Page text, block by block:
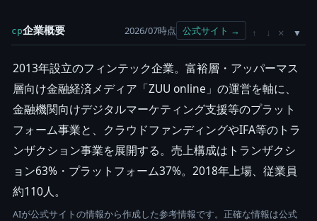
cp企業概要 2026/07時点 公式サイト → ↑ ↓ ×
2013年設立のフィンテック企業。富裕層・アッパーマス
層向け金融経済メディア「ZUU online」の運営を軸に、
金融機関向けデジタルマーケティング支援等のプラット
フォーム事業と、クラウドファンディングやIFA等のトラ
ンザクション事業を展開する。売上構成はトランザクシ
ョン63%・プラットフォーム37%。2018年上場、従業員
約110人。
AIが公式サイトの情報から作成した参考情報です。正確な情報は公式